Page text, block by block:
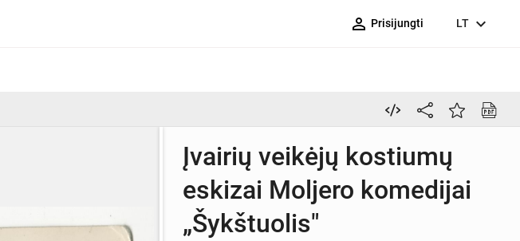
person_outline Prisijungti LT expand_more
Įvairių veikėjų kostiumų
eskizai Moljero komedijai
„Šykštuolis"